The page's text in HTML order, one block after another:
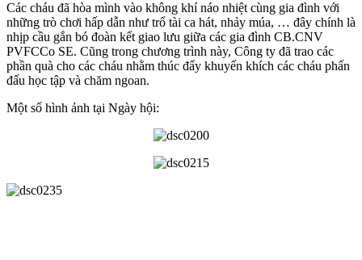
Các cháu đã hòa mình vào không khí náo nhiệt cùng gia đình với
những trò chơi hấp dẫn như trổ tài ca hát, nhảy múa, … đây chính là
nhịp cầu gắn bó đoàn kết giao lưu giữa các gia đình CB.CNV
PVFCCo SE. Cũng trong chương trình này, Công ty đã trao các
phần quà cho các cháu nhằm thúc đẩy khuyến khích các cháu phấn
đấu học tập và chăm ngoan.
Một số hình ảnh tại Ngày hội: